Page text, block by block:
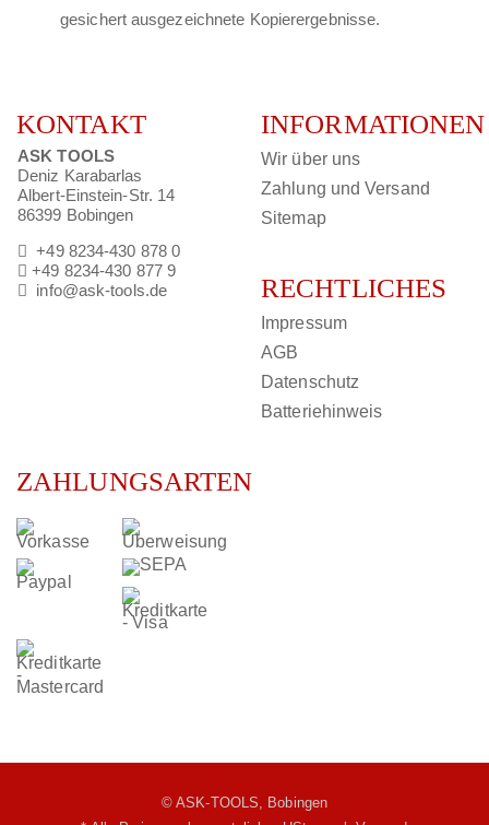
gesichert ausgezeichnete Kopierergebnisse.
KONTAKT
ASK TOOLS
Deniz Karabarlas
Albert-Einstein-Str. 14
86399 Bobingen
+49 8234-430 878 0
+49 8234-430 877 9
info@ask-tools.de
INFORMATIONEN
Wir über uns
Zahlung und Versand
Sitemap
RECHTLICHES
Impressum
AGB
Datenschutz
Batteriehinweis
ZAHLUNGSARTEN
© ASK-TOOLS, Bobingen